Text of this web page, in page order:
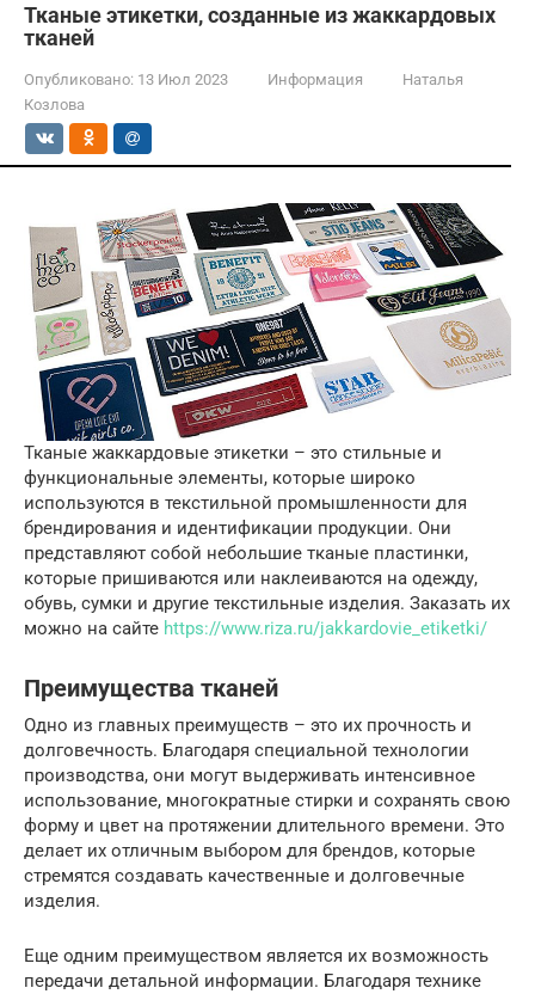
Тканые этикетки, созданные из жаккардовых
тканей
Опубликовано: 13 Июл 2023 Информация
Наталья
Козлова
Тканые жаккардовые этикетки – это стильные и
функциональные элементы, которые широко
используются в текстильной промышленности для
брендирования и идентификации продукции. Они
представляют собой небольшие тканые пластинки,
которые пришиваются или наклеиваются на одежду,
обувь, сумки и другие текстильные изделия. Заказать их
можно на сайте https://www.riza.ru/jakkardovie_etiketki/
Преимущества тканей
Одно из главных преимуществ – это их прочность и
долговечность. Благодаря специальной технологии
производства, они могут выдерживать интенсивное
использование, многократные стирки и сохранять свою
форму и цвет на протяжении длительного времени. Это
делает их отличным выбором для брендов, которые
стремятся создавать качественные и долговечные
изделия.
Еще одним преимуществом является их возможность
передачи детальной информации. Благодаря технике